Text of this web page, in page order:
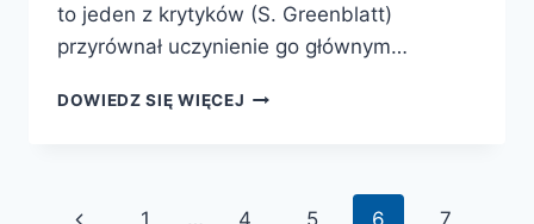
to jeden z krytyków (S. Greenblatt)
przyrównał uczynienie go głównym…
DOWIEDZ SIĘ WIĘCEJ THOMAS
NAJWIERNIEJSZEGO
SŁUGI
Poprzednia